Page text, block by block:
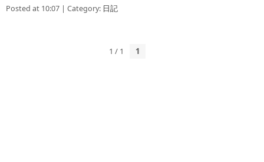
Posted at 10:07 | Category: 日記
1 / 1 1